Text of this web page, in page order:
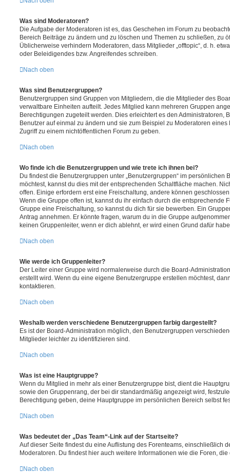
Was sind Moderatoren?
Die Aufgabe der Moderatoren ist es, das Geschehen im Forum zu
Bereich Beiträge zu ändern und zu löschen und Themen zu schließen, zu
Üblicherweise verhindern Moderatoren, dass Mitglieder „offtopic“, d. h.
oder Beleidigendes bzw. Angreifendes schreiben.
Nach oben
Was sind Benutzergruppen?
Benutzergruppen sind Gruppen von Mitgliedern, die die Mitglieder des
verwaltbare Einheiten aufteilt. Jedes Mitglied kann mehreren Gruppen
Berechtigungen zugeteilt werden. Dies erleichtert es den Administratoren,
Benutzer auf einmal zu ändern und sie zum Beispiel zu Moderatoren
Zugriff zu einem nichtöffentlichen Forum zu geben.
Nach oben
Wo finde ich die Benutzergruppen und wie trete ich ihnen bei?
Du findest die Benutzergruppen unter „Benutzergruppen“ im persönlichen
möchtest, kannst du dies mit der entsprechenden Schaltfläche machen.
offen. Einige erfordern erst eine Freischaltung, andere können
Wenn die Gruppe offen ist, kannst du ihr einfach durch die entsprechende
Gruppe eine Freischaltung, so kannst du dich für sie bewerben. Ein
Antrag annehmen. Er könnte fragen, warum du in die Gruppe
keinen Gruppenleiter, wenn er dich ablehnt, er wird einen Grund dafür
Nach oben
Wie werde ich Gruppenleiter?
Der Leiter einer Gruppe wird normalerweise durch die Board-
erstellt wird. Wenn du eine eigene Benutzergruppe erstellen möchtest,
kontaktieren.
Nach oben
Weshalb werden verschiedene Benutzergruppen farbig dargestellt?
Es ist der Board-Administration möglich, den Benutzergruppen
Mitglieder leichter zu identifizieren sind.
Nach oben
Was ist eine Hauptgruppe?
Wenn du Mitglied in mehr als einer Benutzergruppe bist, dient die
sowie den Gruppenrang, der bei dir standardmäßig angezeigt wird,
Berechtigung geben, deine Hauptgruppe im persönlichen Bereich selbst
Nach oben
Was bedeutet der „Das Team“-Link auf der Startseite?
Auf dieser Seite findest du eine Auflistung des Forenteams, einschließlich
Moderatoren. Du findest hier auch weitere Informationen wie die Foren,
Nach oben